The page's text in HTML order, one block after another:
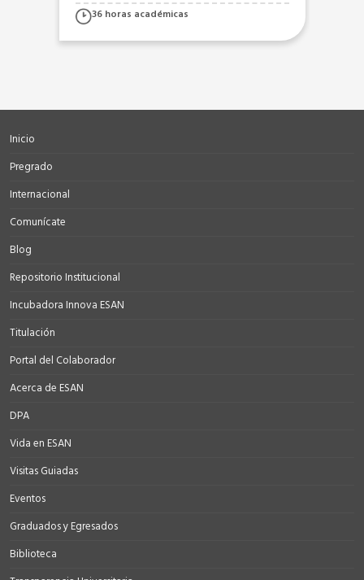
36 horas académicas
Inicio
Pregrado
Internacional
Comunícate
Blog
Repositorio Institucional
Incubadora Innova ESAN
Titulación
Portal del Colaborador
Acerca de ESAN
DPA
Vida en ESAN
Visitas Guiadas
Eventos
Graduados y Egresados
Biblioteca